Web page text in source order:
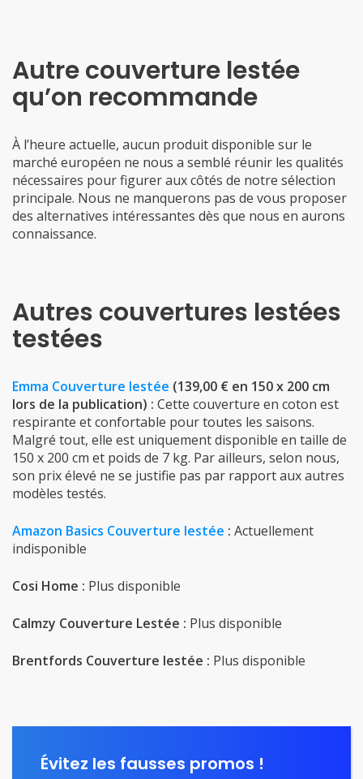
Autre couverture lestée
qu’on recommande
À l’heure actuelle, aucun produit disponible sur le
marché européen ne nous a semblé réunir les qualités
nécessaires pour figurer aux côtés de notre sélection
principale. Nous ne manquerons pas de vous proposer
des alternatives intéressantes dès que nous en aurons
connaissance.
Autres couvertures lestées
testées
Emma Couverture lestée (139,00 € en 150 x 200 cm
lors de la publication) : Cette couverture en coton est
respirante et confortable pour toutes les saisons.
Malgré tout, elle est uniquement disponible en taille de
150 x 200 cm et poids de 7 kg. Par ailleurs, selon nous,
son prix élevé ne se justifie pas par rapport aux autres
modèles testés.
Amazon Basics Couverture lestée : Actuellement
indisponible
Cosi Home : Plus disponible
Calmzy Couverture Lestée : Plus disponible
Brentfords Couverture lestée : Plus disponible
Évitez les fausses promos !